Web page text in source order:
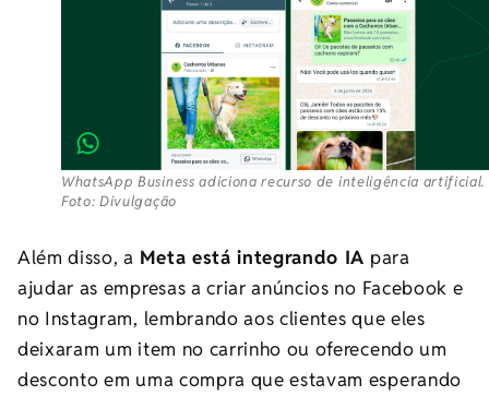
WhatsApp Business adiciona recurso de inteligência artificial.
Foto: Divulgação
Além disso, a Meta está integrando IA para
ajudar as empresas a criar anúncios no Facebook e
no Instagram, lembrando aos clientes que eles
deixaram um item no carrinho ou oferecendo um
desconto em uma compra que estavam esperando